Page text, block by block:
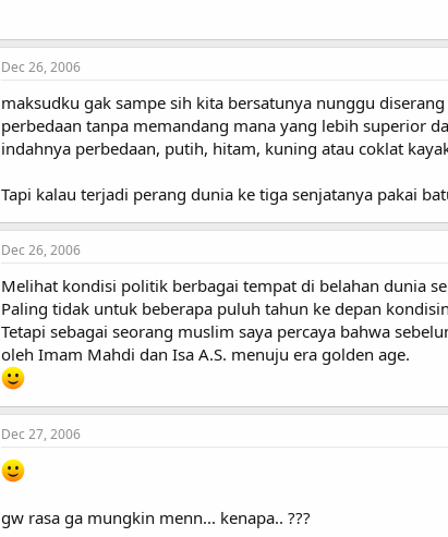
I hope someday you'll join us
And the world will live as one
Dec 26, 2006
maksudku gak sampe sih kita bersatunya nunggu
perbedaan tanpa memandang mana yang lebih superior
indahnya perbedaan, putih, hitam, kuning atau coklat
Tapi kalau terjadi perang dunia ke tiga senjatanya pakai
Dec 26, 2006
Melihat kondisi politik berbagai tempat di belahan dunia
Paling tidak untuk beberapa puluh tahun ke depan
Tetapi sebagai seorang muslim saya percaya bahwa
oleh Imam Mahdi dan Isa A.S. menuju era golden age.
Dec 27, 2006
gw rasa ga mungkin menn... kenapa.. ???